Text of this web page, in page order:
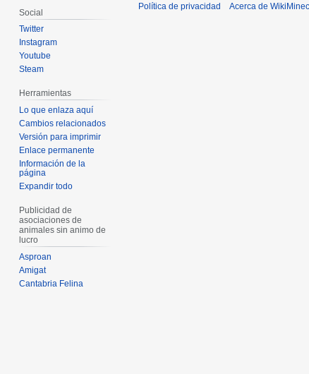
Social
Twitter
Instagram
Youtube
Steam
Herramientas
Lo que enlaza aquí
Cambios relacionados
Versión para imprimir
Enlace permanente
Información de la
página
Expandir todo
Publicidad de
asociaciones de
animales sin animo de
lucro
Asproan
Amigat
Cantabria Felina
Política de privacidad Acerca de